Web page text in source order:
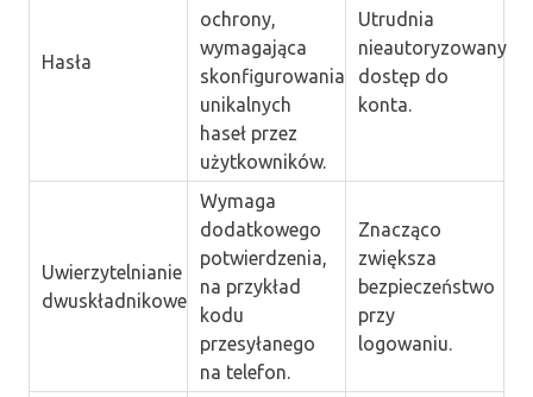
Hasła
ochrony,
wymagająca
skonfigurowania
unikalnych
haseł przez
użytkowników.
Utrudnia
nieautoryzowany
dostęp do
konta.
Uwierzytelnianie
dwuskładnikowe
Wymaga
dodatkowego
potwierdzenia,
na przykład
kodu
przesyłanego
na telefon.
Znacząco
zwiększa
bezpieczeństwo
przy
logowaniu.